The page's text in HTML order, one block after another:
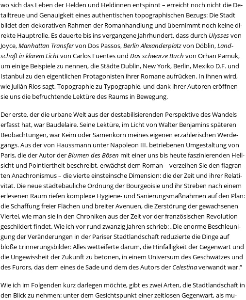
wo sich das Leben der Hel­den und Hel­din­nen ent­spinnt – er­reicht noch nicht die De­
tail­treue und Ge­nau­ig­keit eines au­then­ti­schen to­po­gra­phi­schen Be­zugs: Die Stadt
bil­det den de­ko­ra­ti­ven Rah­men der Ro­man­hand­lung und über­nimmt noch keine di­
rek­te Haupt­rol­le. Es dau­er­te bis ins ver­gan­ge­ne Jahr­hun­dert, dass durch Ulys­sesvon
Joyce,Man­hat­tan Trans­fervon Dos Pas­sos,Ber­lin Alex­an­der­platzvon Dö­blin,Land­
schaft in kla­rem Lichtvon Car­los Fu­en­tes undDas schwar­ze Buch von Orhan Pamuk,
um ei­ni­ge Bei­spie­le zu nen­nen, die Städ­te Dub­lin, New York, Ber­lin, Me­xi­ko D.F. und
Is­tan­bul zu den ei­gent­li­chen Prot­ago­nis­ten ihrer Ro­ma­ne auf­rü­cken. In ihnen wird,
wie Julián Ríos sagt, To­po­gra­phie zu Ty­po­gra­phie, und dank ihrer Au­to­ren er­öff­nen
sie uns die be­fruch­ten­de Lek­tü­re des Raums in Be­we­gung.
Der erste, der die ur­ba­ne Welt aus der de­sta­bi­li­sie­ren­den Per­spek­ti­ve des Wan­dels
er­fasst hat, war Bau­de­lai­re. Seine Lek­tü­re, im Licht von Wal­ter Ben­ja­mins spä­te­ren
Be­ob­ach­tun­gen, war Keim oder Sa­men­korn mei­nes ei­ge­nen er­zäh­le­ri­schen Wer­de­
gangs. Aus der von Haus­s­mann unter Na­po­le­on III. be­trie­be­nen Um­ge­stal­tung von
Paris, die der Autor derBlu­men des Bösen mit einer uns bis heute fas­zi­nie­ren­den Hell­
sicht und Poin­tiert­heit be­schreibt, er­wächst dem Roman – ver­zei­hen Sie den fla­gran­
ten Ana­chro­nis­mus – die vier­te ein­stein­sche Di­men­si­on: die der Zeit und ihrer Re­la­ti­
vi­tät. Die neue städ­te­bau­li­che Ord­nung der Bour­geoi­sie und ihr Stre­ben nach einem
er­le­se­nen Raum rie­fen kom­ple­xe Hy­gie­ne- und Sa­nie­rungs­maß­nah­men auf den Plan:
die Schaf­fung frei­er Flä­chen und brei­ter Ave­nu­en, die Zer­stö­rung der ge­wach­se­nen
Vier­tel, wie man sie in den Chro­ni­ken aus der Zeit vor der fran­zö­si­schen Re­vo­lu­ti­on
ge­schil­dert fin­det. Wie ich vor rund zwan­zig Jah­ren schrieb: „Die enor­me Be­schleu­ni­
gung der Ver­än­de­run­gen in der Pa­ri­ser Stadt­land­schaft re­du­zier­te die Dinge auf
bloße Er­in­ne­rungs­bil­der: Alles wett­ei­fer­te darum, die Hin­fäl­lig­keit der Ge­gen­wart und
die Un­ge­wiss­heit der Zu­kunft zu be­to­nen, in einem Uni­ver­sum des Ge­schwät­zes und
des Fu­rors, das dem eines de Sade und dem des Au­tors der Ce­lesti­naver­wandt war.“
Wie ich im Fol­gen­den kurz dar­le­gen möch­te, gibt es zwei Arten, die Stadt­land­schaft in
den Blick zu neh­men: unter dem Ge­sichts­punkt einer zeit­lo­sen Ge­gen­wart, als mu­